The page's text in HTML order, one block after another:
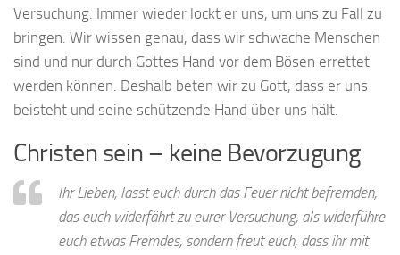
Versuchung. Immer wieder lockt er uns, um uns zu Fall zu
bringen. Wir wissen genau, dass wir schwache Menschen
sind und nur durch Gottes Hand vor dem Bösen errettet
werden können. Deshalb beten wir zu Gott, dass er uns
beisteht und seine schützende Hand über uns hält.
Christen sein – keine Bevorzugung
Ihr Lieben, lasst euch durch das Feuer nicht befremden,
das euch widerfährt zu eurer Versuchung, als widerführe
euch etwas Fremdes, sondern freut euch, dass ihr mit